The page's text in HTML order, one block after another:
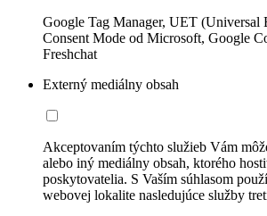
Google Tag Manager, UET (Universal
Consent Mode od Microsoft, Google
Freshchat
Externý mediálny obsah
Akceptovaním týchto služieb Vám
alebo iný mediálny obsah, ktorého
poskytovatelia. S Vaším súhlasom
webovej lokalite nasledujúce služby